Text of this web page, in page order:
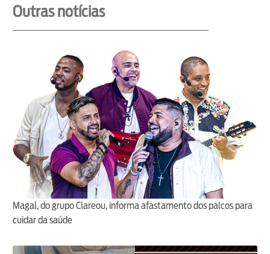
Outras notícias
Magal, do grupo Clareou, informa afastamento dos palcos para
cuidar da saúde